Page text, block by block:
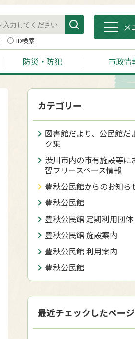
ID検索
メ
防災・防犯 市政情
カテゴリー
図書館だより、公民館だ
ク集
渋川市内の市有施設等に
習フリースペース情報
豊秋公民館からのお知ら
豊秋公民館
豊秋公民館 定期利用団体
豊秋公民館 施設案内
豊秋公民館 利用案内
豊秋公民館
最近チェックしたページ